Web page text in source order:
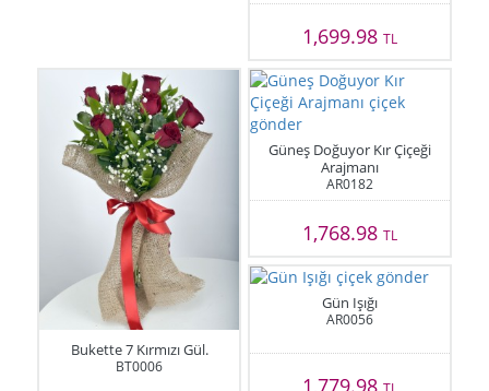
1,699.98 TL
Bukette 7 Kırmızı Gül.
BT0006
Güneş Doğuyor Kır Çiçeği
Arajmanı
AR0182
1,768.98 TL
Gün Işığı
AR0056